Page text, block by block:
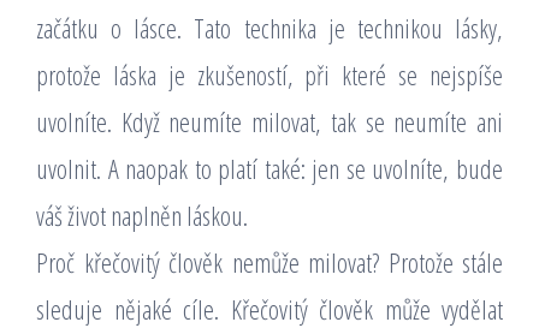
začátku o lásce. Tato technika je technikou lásky,
protože láska je zkušeností, při které se nejspíše
uvolníte. Když neumíte milovat, tak se neumíte ani
uvolnit. A naopak to platí také: jen se uvolníte, bude
váš život naplněn láskou.
Proč křečovitý člověk nemůže milovat? Protože stále
sleduje nějaké cíle. Křečovitý člověk může vydělat